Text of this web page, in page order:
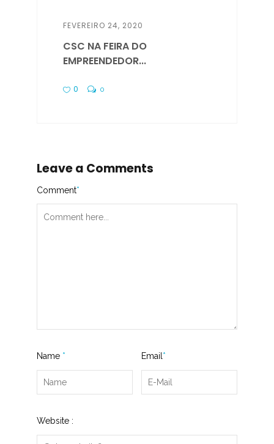
FEVEREIRO 24, 2020
CSC NA FEIRA DO
EMPREENDEDOR...
0 0
Leave a Comments
Comment*
Name * Email *
Website :